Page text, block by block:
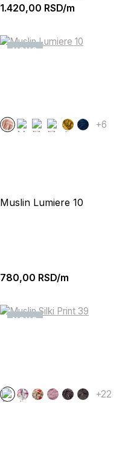
1.420,00 RSD/m
NOVO
+6
Muslin Lumiere 10
780,00 RSD/m
NOVO
+22